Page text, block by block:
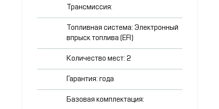
Трансмиссия:
Топливная система: Электронный
впрыск топлива (EFI)
Количество мест: 2
Гарантия: года
Базовая комплектация: